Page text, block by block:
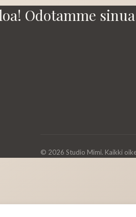
Odotamme
© 2026 Studio Mimi. Kaikki